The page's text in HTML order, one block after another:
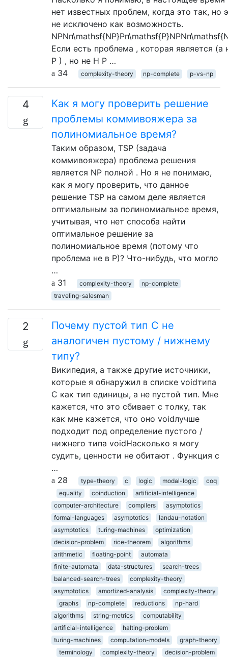
нет известных проблем, когда это так, но
не исключено как возможность.
Если есть проблема , которая является (а
Р ) , но не Н Р …
34
complexity-theory np-complete p-vs-np
4
Как я могу проверить решение
проблемы коммивояжера за
полиномиальное время?
Таким образом, TSP (задача
коммивояжера) проблема решения
является NP полной . Но я не понимаю,
как я могу проверить, что данное
решение TSP на самом деле является
оптимальным за полиномиальное время,
учитывая, что нет способа найти
оптимальное решение за
полиномиальное время (потому что
проблема не в P)? Что-нибудь, что могло
…
31
complexity-theory
np-complete
traveling-salesman
2
Почему пустой тип C не
аналогичен пустому / нижнему
типу?
Википедия, а также другие источники,
которые я обнаружил в списке voidтипа
C как тип единицы, а не пустой тип. Мне
кажется, что это сбивает с толку, так
как мне кажется, что оно voidлучше
подходит под определение пустого /
нижнего типа voidНасколько я могу
судить, ценности не обитают . Функция с
…
28
type-theory c logic modal-logic
coq
equality
coinduction
artificial-intelligence
computer-architecture
compilers
asymptotics
formal-languages
asymptotics
landau-notation
asymptotics
turing-machines
optimization
decision-problem
rice-theorem
algorithms
arithmetic
floating-point
automata
finite-automata
data-structures
search-trees
balanced-search-trees
complexity-theory
asymptotics
amortized-analysis
complexity-theory
graphs
np-complete reductions
np-hard
algorithms
string-metrics
computability
artificial-intelligence
halting-problem
turing-machines
computation-models
graph-theory
terminology
complexity-theory decision-problem